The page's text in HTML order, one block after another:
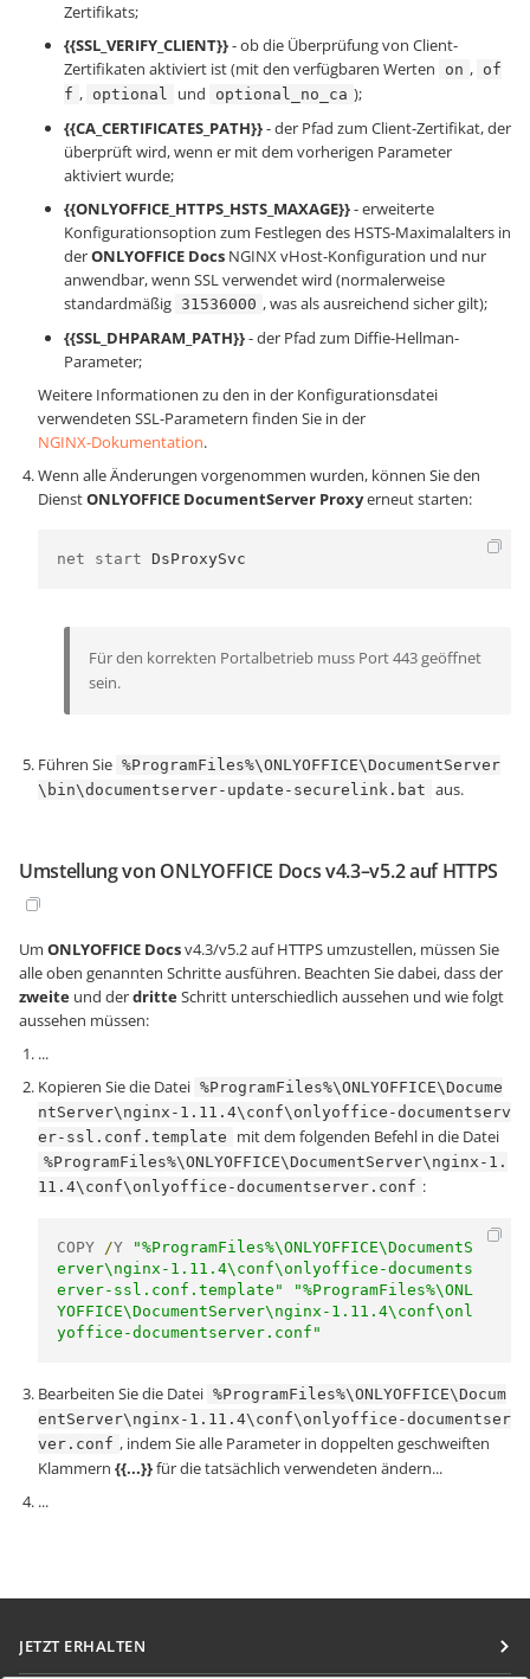
Zertifikats;
{{SSL_VERIFY_CLIENT}}- ob die Überprüfung von Client-
Zertifikaten aktiviert ist (mit den verfügbaren Werten
on , of
f , optional und optional_no_ca );
{{CA_CERTIFICATES_PATH}}- der Pfad zum Client-Zertifikat, der
überprüft wird, wenn er mit dem vorherigen Parameter
aktiviert wurde;
{{ONLYOFFICE_HTTPS_HSTS_MAXAGE}}- erweiterte
Konfigurationsoption zum Festlegen des HSTS-Maximalalters in
derONLYOFFICE Docs NGINX vHost-Konfiguration und nur
anwendbar, wenn SSL verwendet wird (normalerweise
standardmäßig 31536000 , was als ausreichend sicher gilt);
{{SSL_DHPARAM_PATH}}- der Pfad zum Diffie-Hellman-
Parameter;
Weitere Informationen zu den in der Konfigurationsdatei
verwendeten SSL-Parametern finden Sie in der
NGINX-Dokumentation.
Wenn alle Änderungen vorgenommen wurden, können Sie den
DienstONLYOFFICE DocumentServer Proxyerneut starten:
net start DsProxySvc
Für den korrekten Portalbetrieb muss Port 443 geöffnet
sein.
Führen Sie %ProgramFiles%\ONLYOFFICE\DocumentServer
\bin\documentserver-update-securelink.bat aus.
Umstellung von ONLYOFFICE Docs v4.3–v5.2 auf HTTPS
Um ONLYOFFICE Docsv4.3/v5.2 auf HTTPS umzustellen, müssen Sie
alle oben genannten Schritte ausführen. Beachten Sie dabei, dass der
zweite und derdritteSchritt unterschiedlich aussehen und wie folgt
aussehen müssen:
...
Kopieren Sie die Datei %ProgramFiles%\ONLYOFFICE\Docume
ntServer\nginx-1.11.4\conf\onlyoffice-documentserv
er-ssl.conf.template
mit dem folgenden Befehl in die Datei
%ProgramFiles%\ONLYOFFICE\DocumentServer\nginx-1.
11.4\conf\onlyoffice-documentserver.conf :
COPY /Y
"%ProgramFiles%\ONLYOFFICE\DocumentS
erver\nginx-1.11.4\conf\onlyoffice-documents
erver-ssl.conf.template"
"%ProgramFiles%\ONL
YOFFICE\DocumentServer\nginx-1.11.4\conf\onl
yoffice-documentserver.conf"
Bearbeiten Sie die Datei %ProgramFiles%\ONLYOFFICE\Docum
entServer\nginx-1.11.4\conf\onlyoffice-documentser
ver.conf , indem Sie alle Parameter in doppelten geschweiften
Klammern {{...}}für die tatsächlich verwendeten ändern...
...
JETZT ERHALTEN